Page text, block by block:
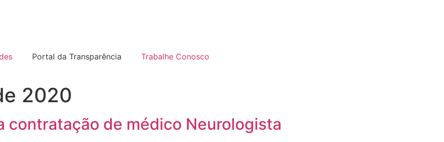
Portal da Transparência Trabalhe Conosco
2020
contratação de médico Neurologista